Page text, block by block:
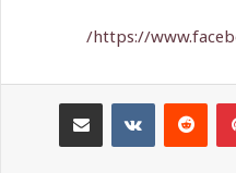
https://
بينتيريست
مشاركة عبر البريد